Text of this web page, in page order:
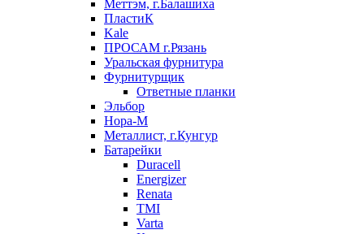
Меттэм, г.Балашиха
ПластиК
Kale
ПРОСАМ г.Рязань
Уральская фурнитура
Фурнитурщик
Ответные планки
Эльбор
Нора-М
Металлист, г.Кунгур
Батарейки
Duracell
Energizer
Renata
TMI
Varta